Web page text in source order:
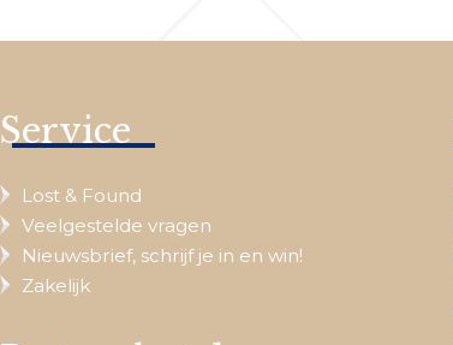
Service
Lost & Found
Veelgestelde vragen
Nieuwsbrief, schrijf je in en win!
Zakelijk